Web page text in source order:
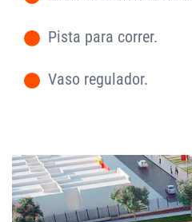
-
- Pista para correr.
- Vaso regulador.